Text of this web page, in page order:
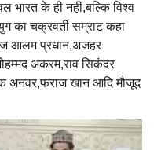
भारत के ही नहीं,बल्कि विश्व
का चक्रवर्ती सम्राट कहा
आलम प्रधान,अजहर
अकरम,राव सिकंदर
अनवर,फराज खान आदि मौजूद